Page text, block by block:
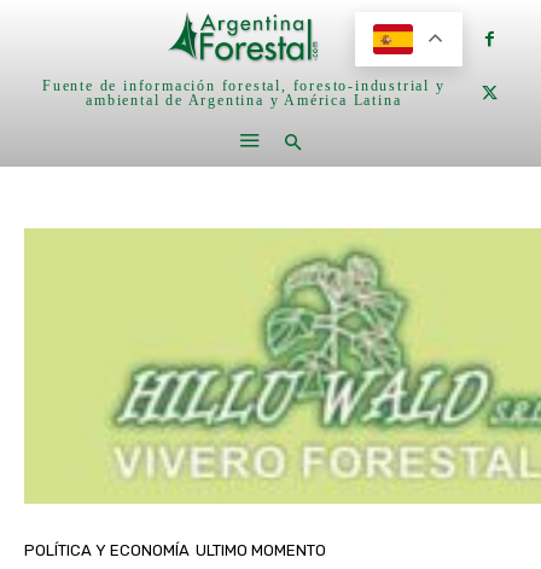
Fuente de información forestal, foresto-industrial y
ambiental de Argentina y América Latina
POLÍTICA Y ECONOMÍA ULTIMO MOMENTO